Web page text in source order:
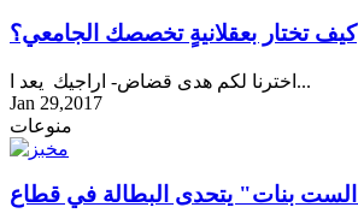
كيف تختار بعقلانيةٍ تخصصك الجامعي؟
اخترنا لكم هدى قضاض- اراجيك يعد ا...
Jan 29,2017
منوعات